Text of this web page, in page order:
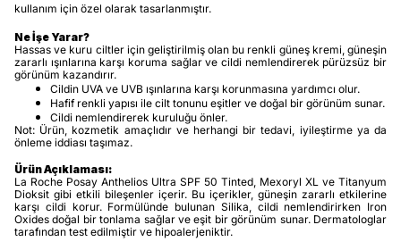
kullanım için özel olarak tasarlanmıştır.
Ne İşe Yarar?
Hassas ve kuru ciltler için geliştirilmiş olan bu renkli güneş kremi, güneşin
zararlı ışınlarına karşı koruma sağlar ve cildi nemlendirerek pürüzsüz bir
görünüm kazandırır.
Cildin UVA ve UVB ışınlarına karşı korunmasına yardımcı olur.
Hafif renkli yapısı ile cilt tonunu eşitler ve doğal bir görünüm sunar.
Cildi nemlendirerek kuruluğu önler.
Not: Ürün, kozmetik amaçlıdır ve herhangi bir tedavi, iyileştirme ya da
önleme iddiası taşımaz.
Ürün Açıklaması:
La Roche Posay Anthelios Ultra SPF 50 Tinted, Mexoryl XL ve Titanyum
Dioksit gibi etkili bileşenler içerir. Bu içerikler, güneşin zararlı etkilerine
karşı cildi korur. Formülünde bulunan Silika, cildi nemlendirirken Iron
Oxides doğal bir tonlama sağlar ve eşit bir görünüm sunar. Dermatologlar
tarafından test edilmiştir ve hipoalerjeniktir.